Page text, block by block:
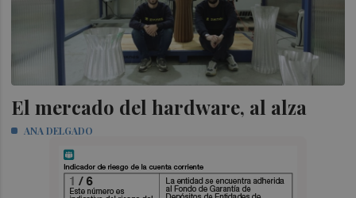
El mercado del hardware, al alza
ANA DELGADO